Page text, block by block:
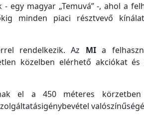
egy magyar „Temuvá” -, ahol a
minden piaci résztvevő
rendelkezik. Az MIa
közelben elérhető akciókat és
el a 450 méteres körzetben